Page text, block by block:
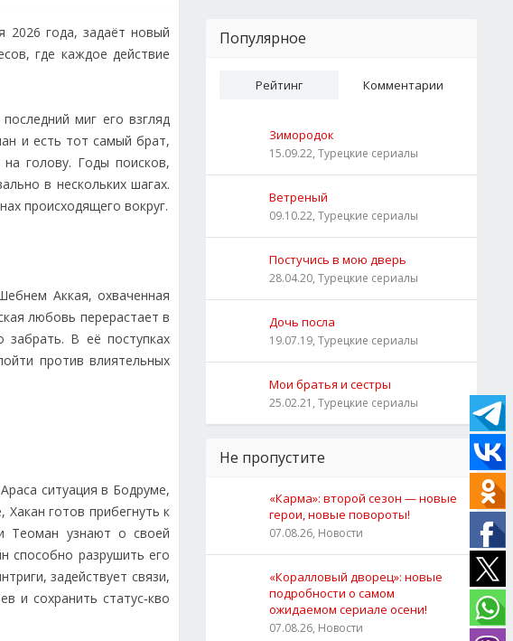
2026 года, задаёт новый
где каждое действие
миг его взгляд
и есть тот самый брат,
голову. Годы поисков,
в нескольких шагах.
происходящего вокруг.
Аккая, охваченная
любовь перерастает в
В её поступках
против влиятельных
ситуация в Бодруме,
готов прибегнуть к
Теоман узнают о своей
способно разрушить его
задействует связи,
и сохранить статус‑кво
Популярное
Рейтинг Комментарии
Зимородок
15.09.22, Турецкие сериалы
Ветреный
09.10.22, Турецкие сериалы
Постучись в мою дверь
28.04.20, Турецкие сериалы
Дочь посла
19.07.19, Турецкие сериалы
Мои братья и сестры
25.02.21, Турецкие сериалы
Не пропустите
«Карма»: второй сезон — новые
герои, новые повороты!
07.08.26, Новости
«Коралловый дворец»: новые
подробности о самом
ожидаемом сериале осени!
07.08.26, Новости